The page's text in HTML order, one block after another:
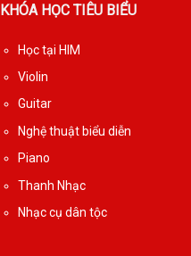
KHÓA HỌC TIÊU BIỂU
Học tại HIM
Violin
Guitar
Nghệ thuật biểu diễn
Piano
Thanh Nhạc
Nhạc cụ dân tộc